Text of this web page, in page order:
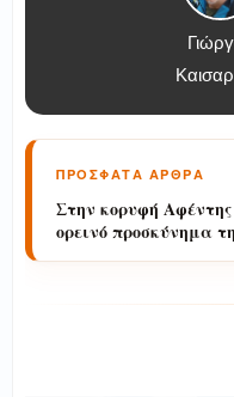
ΠΡΟΣΦΑΤΑ ΑΡΘΡΑ
Στην κορυφή
ορεινό προσκύνημα